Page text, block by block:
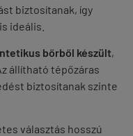
biztosítanak, így
ideális.
bőrből készült,
állítható tépőzáras
biztosítanak szinte
választás hosszú